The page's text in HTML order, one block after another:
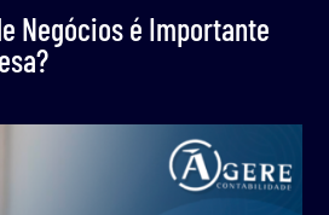
Negócios é Importante